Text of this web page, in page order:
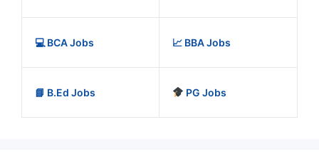
💻 BCA Jobs 📈 BBA Jobs
📘 B.Ed Jobs PG Jobs